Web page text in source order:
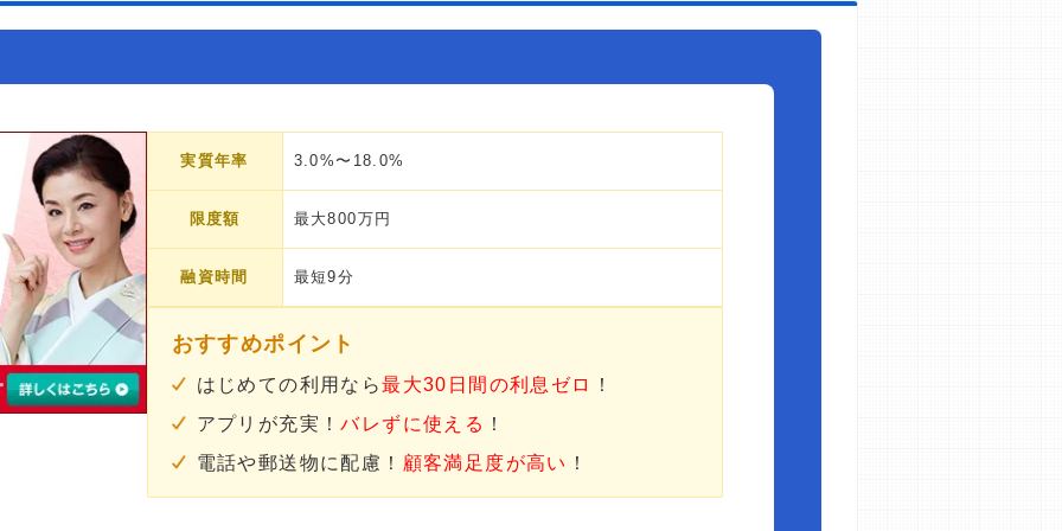
実質年率 3.0%〜18.0%
限度額 最大800万円
融資時間 最短9分
おすすめポイント
はじめての利用なら最大30日間の利息ゼロ
！
アプリが充実！バレずに使える ！
電話や郵送物に配慮！ 顧客満足度が高い ！